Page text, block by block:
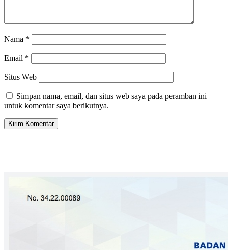
Nama *
Email *
Situs Web
Simpan nama, email, dan situs web saya pada peramban ini
untuk komentar saya berikutnya.